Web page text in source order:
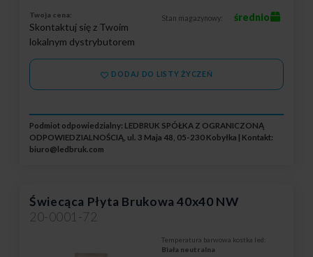
Twoja cena:
Skontaktuj się z Twoim
lokalnym dystrybutorem
Stan magazynowy: średnio
DODAJ DO LISTY ŻYCZEŃ
Podmiot odpowiedzialny: LEDBRUK SPÓŁKA Z OGRANICZONĄ
ODPOWIEDZIALNOŚCIĄ, ul. 3 Maja 48, 05-230 Kobyłka | Kontakt:
biuro@ledbruk.com
Świecąca Płyta Brukowa 40x40 NW
20-0001-72
Temperatura barwowa kostka led:
Biała neutralna